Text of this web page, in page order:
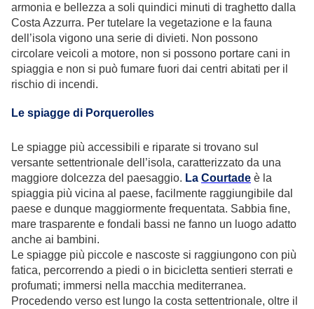
armonia e bellezza a soli quindici minuti di traghetto dalla
Costa Azzurra. Per tutelare la vegetazione e la fauna
dell’isola vigono una serie di divieti. Non possono
circolare veicoli a motore, non si possono portare cani in
spiaggia e non si può fumare fuori dai centri abitati per il
rischio di incendi.
Le spiagge di Porquerolles
Le spiagge più accessibili e riparate si trovano sul
versante settentrionale dell’isola, caratterizzato da una
maggiore dolcezza del paesaggio. La Courtade è la
spiaggia più vicina al paese, facilmente raggiungibile dal
paese e dunque maggiormente frequentata. Sabbia fine,
mare trasparente e fondali bassi ne fanno un luogo adatto
anche ai bambini.
Le spiagge più piccole e nascoste si raggiungono con più
fatica, percorrendo a piedi o in bicicletta sentieri sterrati e
profumati; immersi nella macchia mediterranea.
Procedendo verso est lungo la costa settentrionale, oltre il